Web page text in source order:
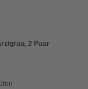
grau, 2 Paar